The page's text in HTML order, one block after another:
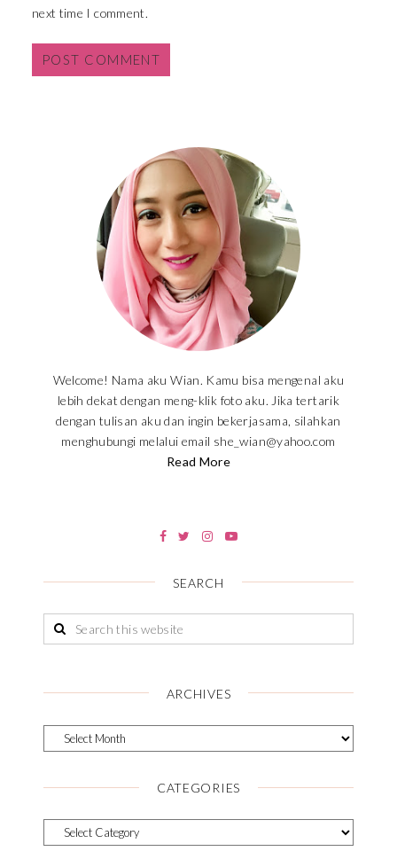
next time I comment.
Welcome! Nama aku Wian. Kamu bisa mengenal aku
lebih dekat dengan meng-klik foto aku. Jika tertarik
dengan tulisan aku dan ingin bekerjasama, silahkan
menghubungi melalui email she_wian@yahoo.com
Read More
SEARCH
ARCHIVES
CATEGORIES